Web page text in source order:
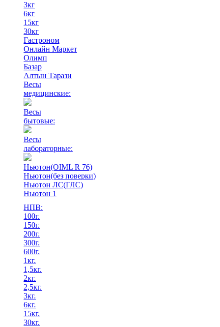
3кг
6кг
15кг
30кг
Гастроном
Онлайн Маркет
Олимп
Базар
Алтын Тарази
Весы
медицинские:
Весы
бытовые:
Весы
лабораторные:
Ньютон(OIML R 76)
Ньютон(без поверки)
Ньютон ЛС(ГЛС)
Ньютон 1
НПВ:
100г.
150г.
200г.
300г.
600г.
1кг.
1,5кг.
2кг.
2,5кг.
3кг.
6кг.
15кг.
30кг.